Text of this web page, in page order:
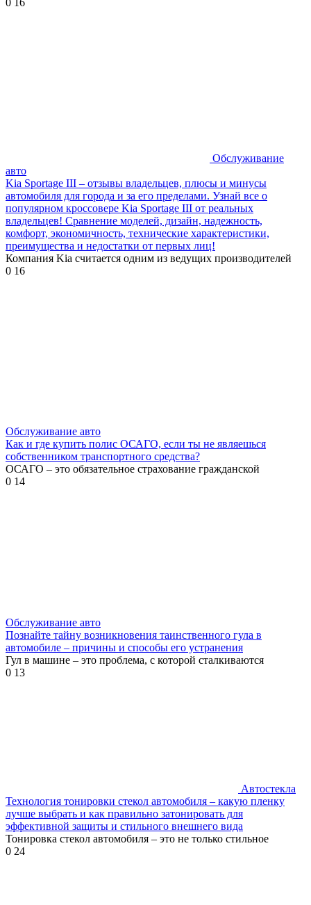
Обслуживание
авто
Kia Sportage III – отзывы владельцев, плюсы и минусы
автомобиля для города и за его пределами. Узнай все о
популярном кроссовере Kia Sportage III от реальных
владельцев! Сравнение моделей, дизайн, надежность,
комфорт, экономичность, технические характеристики,
преимущества и недостатки от первых лиц!
Компания Kia считается одним из ведущих производителей
0 16
Обслуживание авто
Как и где купить полис ОСАГО, если ты не являешься
собственником транспортного средства?
ОСАГО – это обязательное страхование гражданской
0 14
Обслуживание авто
Познайте тайну возникновения таинственного гула в
автомобиле – причины и способы его устранения
Гул в машине – это проблема, с которой сталкиваются
0 13
Автостекла
Технология тонировки стекол автомобиля – какую пленку
лучше выбрать и как правильно затонировать для
эффективной защиты и стильного внешнего вида
Тонировка стекол автомобиля – это не только стильное
0 24